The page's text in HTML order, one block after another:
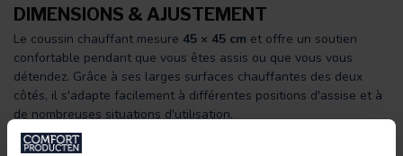
DIMENSIONS & AJUSTEMENT
Le coussin chauffant mesure 45 × 45 cm et offre un soutien
confortable pendant que vous êtes assis ou que vous vous
détendez. Grâce à ses larges surfaces chauffantes des deux
côtés, il s'adapte facilement à différentes positions d'assise et à
de nombreuses situations d'utilisation.
MATÉRIAUX & ENTRETIEN